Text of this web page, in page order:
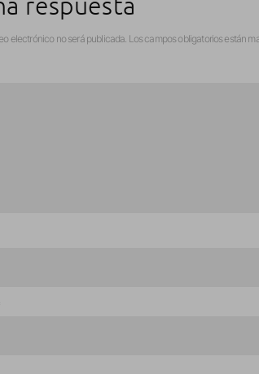
electrónico no será publicada. Los campos obligatorios están